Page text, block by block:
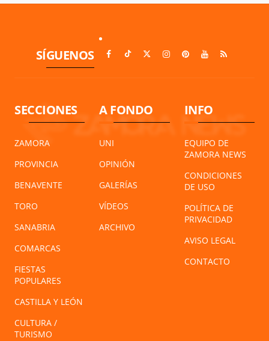
SÍGUENOS
SECCIONES
ZAMORA
PROVINCIA
BENAVENTE
TORO
SANABRIA
COMARCAS
FIESTAS
POPULARES
CASTILLA Y LEÓN
CULTURA /
TURISMO
A FONDO
UNI
OPINIÓN
GALERÍAS
VÍDEOS
ARCHIVO
INFO
EQUIPO DE
ZAMORA NEWS
CONDICIONES
DE USO
POLÍTICA DE
PRIVACIDAD
AVISO LEGAL
CONTACTO